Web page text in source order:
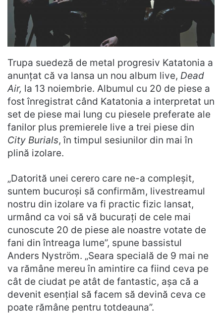
Trupa suedeză de metal progresiv Katatonia a
anunțat că va lansa un nou album live, Dead
Air, la 13 noiembrie. Albumul cu 20 de piese a
fost înregistrat când Katatonia a interpretat un
set de piese mai lung cu piesele preferate ale
fanilor plus premierele live a trei piese din
City Burials, în timpul sesiunilor din mai în
plină izolare.
„Datorită unei cerero care ne-a compleșit,
suntem bucuroși să confirmăm, livestreamul
nostru din izolare va fi practic fizic lansat,
urmând ca voi să vă bucurați de cele mai
cunoscute 20 de piese ale noastre votate de
fani din întreaga lume”, spune bassistul
Anders Nyström. „Seara specială de 9 mai ne
va rămâne mereu în amintire ca fiind ceva pe
cât de ciudat pe atât de fantastic, așa că a
devenit esențial să facem să devină ceva ce
poate rămâne pentru totdeauna”.